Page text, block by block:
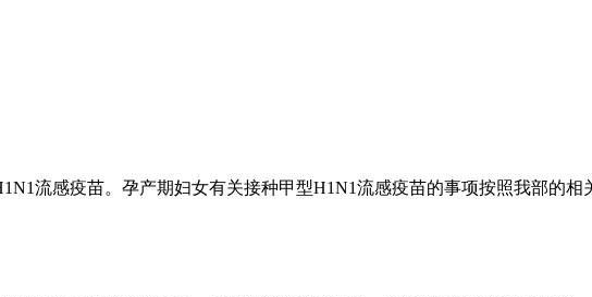
流感疫苗。孕产期妇女有关接种甲型H1N1流感疫苗的事项按照我部的相